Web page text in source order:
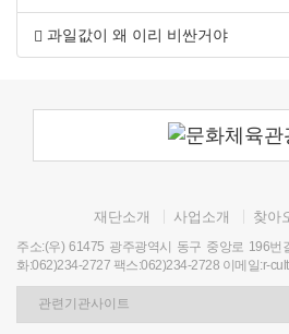
과일값이 왜 이리 비싼거야
재단소개 사업소개 찾아
주소:(우) 61475 광주광역시 동구 중앙로 196
화:062)234-2727 팩스:062)234-2728 이메일:r-